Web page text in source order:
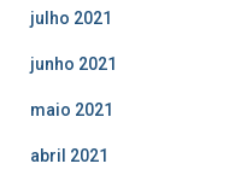
julho 2021
junho 2021
maio 2021
abril 2021